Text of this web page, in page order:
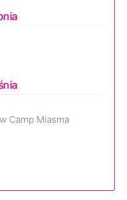
Camp Miasma